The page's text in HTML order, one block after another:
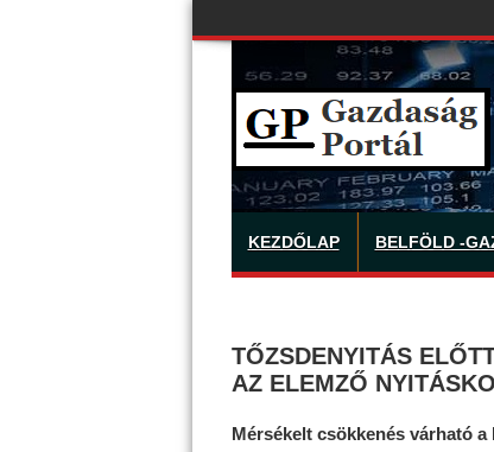
KEZDŐLAP BELFÖLD -
TŐZSDENYITÁS
AZ ELEMZŐ
Mérsékelt csökkenés várható